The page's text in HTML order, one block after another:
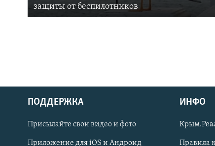
Українською
Qırımtatar
защиты от беспилотников
ПОДДЕРЖКА
Присылайте свои видео и фото
Приложение для iOS и Андроид
ИНФО
Правила